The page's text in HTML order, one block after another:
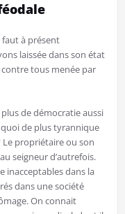
faut à présent
laissée dans son état
tous menée par
plus de démocratie aussi
de plus tyrannique
Le propriétaire ou son
seigneur d’autrefois.
inacceptables dans la
dans une société
On connait